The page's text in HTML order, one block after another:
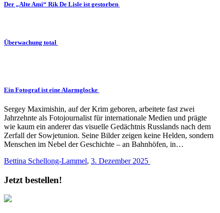
Der „Alte Ami“ Rik De Lisle ist gestorben
Überwachung total
Ein Fotograf ist eine Alarmglocke
Sergey Maximishin, auf der Krim geboren, arbeitete fast zwei
Jahrzehnte als Fotojournalist für internationale Medien und prägte
wie kaum ein anderer das visuelle Gedächtnis Russlands nach dem
Zerfall der Sowjetunion. Seine Bilder zeigen keine Helden, sondern
Menschen im Nebel der Geschichte – an Bahnhöfen, in…
Bettina Schellong-Lammel, 3. Dezember 2025
Jetzt bestellen!